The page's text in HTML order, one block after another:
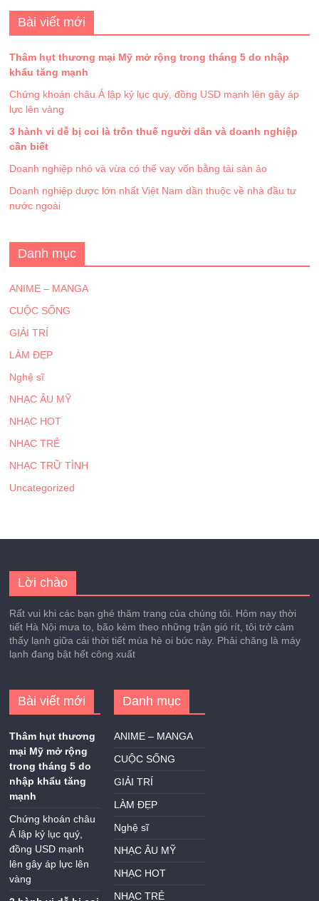
Bài viết mới
Thâm hụt thương mại Mỹ mở rộng trong tháng 5 do nhập
khẩu tăng mạnh
Chứng khoán châu Á lập kỷ lục quý, đồng USD mạnh lên gây áp
lực lên vàng
3 hành vi dễ bị coi là trốn thuế người dân và doanh nghiệp
cần biết
Doanh nghiệp nhỏ và vừa có thể vay vốn bằng tài sản ảo
Doanh nghiệp dược lớn nhất Việt Nam dần thuộc về nhà đầu tư
nước ngoài
Danh mục
ANIME – MANGA
CUỘC SỐNG
GIẢI TRÍ
LÀM ĐẸP
Nghệ sĩ
NHẠC ÂU MỸ
NHẠC HOT
NHẠC TRẺ
NHẠC TRỮ TÌNH
Uncategorized
Lời chào
Rất vui khi các bạn ghé thăm trang của chúng tôi. Hôm nay thời
tiết Hà Nội mưa to, bão kèm theo những trận gió rít, tôi trở cảm
thấy lạnh giữa cái thời tiết mùa hè oi bức này. Phải chăng là máy
lạnh đang bật hết công xuất
Bài viết mới
Thâm hụt thương
mại Mỹ mở rộng
trong tháng 5 do
nhập khẩu tăng
mạnh
Chứng khoán châu
Á lập kỷ lục quý,
đồng USD mạnh
lên gây áp lực lên
vàng
Danh mục
ANIME – MANGA
CUỘC SỐNG
GIẢI TRÍ
LÀM ĐẸP
Nghệ sĩ
NHẠC ÂU MỸ
NHẠC HOT
NHẠC TRẺ